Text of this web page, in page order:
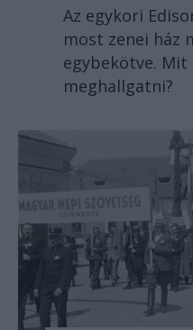
Az egykori
most zenei ház
egybekötve. Mit
meghallgatni?